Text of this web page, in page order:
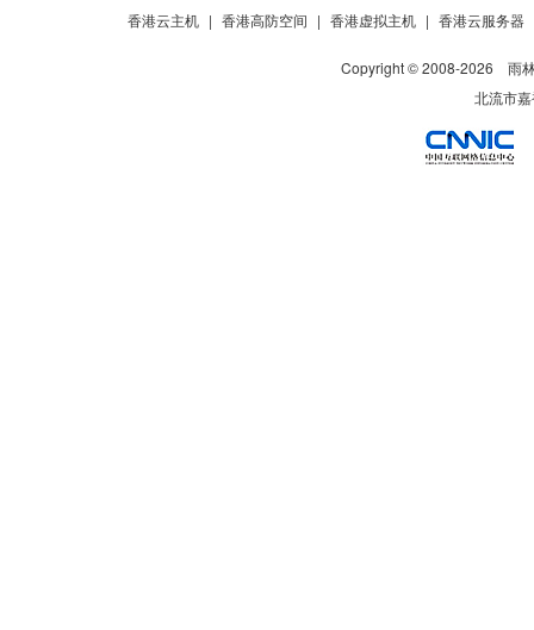
香港云主机 | 香港高防空间 | 香港虚拟主机 | 香港云服务器
Copyright © 2008-2026
雨
北流市